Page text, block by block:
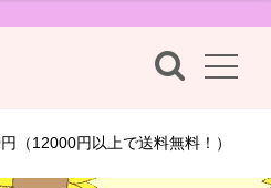
（12000円以上で送料無料！）